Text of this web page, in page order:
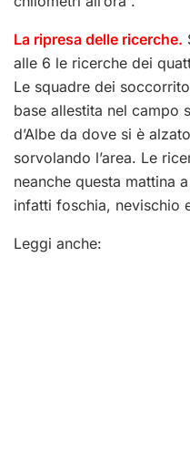
La ripresa delle ricerche.
alle 6 le ricerche dei
Le squadre dei
base allestita nel campo
d’Albe da dove si è
sorvolando l’area. Le
neanche questa mattina
infatti foschia, nevischio
Leggi anche: